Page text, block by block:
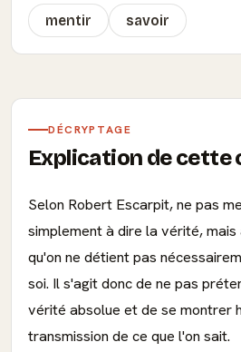
mentir savoir
DÉCRYPTAGE
Explication de cette
Selon Robert Escarpit, ne pas
simplement à dire la vérité, mais
qu'on ne détient pas
soi. Il s'agit donc de ne pas
vérité absolue et de se montrer
transmission de ce que l'on sait.